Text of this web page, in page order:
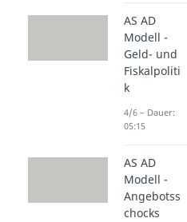
✅
✅
✅
Abgezogen
❌ Beiträge
Kredite
AS AD
Modell -
Geld- und
Fiskalpoliti
k
4/6 – Dauer:
05:15
AS AD
Modell -
Angebotss
chocks